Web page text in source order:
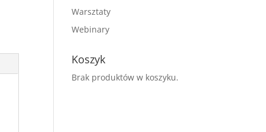
Warsztaty
Webinary
Koszyk
Brak produktów w koszyku.